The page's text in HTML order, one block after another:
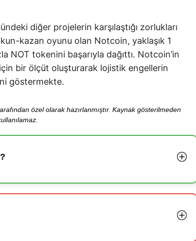
diğer projelerin karşılaştığı zorlukları
kazan oyunu olan Notcoin, yaklaşık 1
tokenini başarıyla dağıttı. Notcoin’in
bir ölçüt oluşturarak lojistik engellerin
göstermekte.
özel olarak hazırlanmıştır. Kaynak gösterilmeden